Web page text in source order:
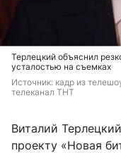
Терлецкий объяснил
усталостью на съемках
Источник: кадр из
телеканал ТНТ
Виталий
проекту «Новая